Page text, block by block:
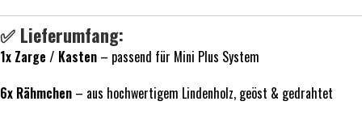
✅ Lieferumfang:
1x Zarge / Kasten – passend für Mini Plus System
6x Rähmchen – aus hochwertigem Lindenholz, geöst & gedrahtet